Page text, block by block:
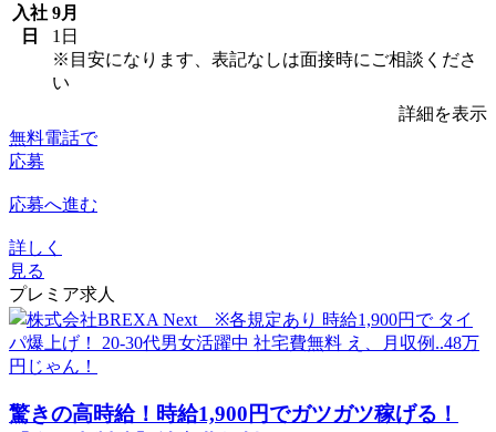
入社
日
9月
1日
※目安になります、表記なしは面接時にご相談くださ
い
詳細を表示
無料電話で
応募
応募へ進む
詳しく
見る
プレミア求人
驚きの高時給！時給1,900円でガツガツ稼げる！